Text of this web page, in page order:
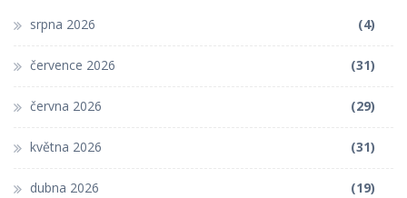
srpna 2026 (4)
července 2026 (31)
června 2026 (29)
května 2026 (31)
dubna 2026 (19)